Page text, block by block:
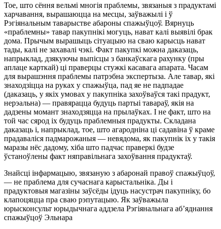
Тое, што сёння вельмі многія праблемы, звязаныя з прадуктамі
харчавання, вырашаюцца на месцы, заўважылі і ў
Рэгіянальным таварыстве абароны спажыўцоў. Вярнуць
«праблемны» тавар пакупнікі могуць, нават калі выявілі брак
дома. Прычым вырашыць сітуацыю на сваю карысць нават
тады, калі не захавалі чэкі. Факт пакупкі можна даказаць,
напрыклад, дзякуючы выпісцы з банкаўскага рахунку (пры
аплаце карткай) ці праверцы стужкі касавага апарата. Часам
для вырашэння праблемы патрэбна экспертыза. Але тавар, які
знаходзіцца на руках у спажыўца, пад яе не падпадае
(даказаць, у якіх умовах у пакупніка захоўваўся такі прадукт,
нерэальна) — правярацца будуць партыі тавараў, якія на
дадзены момант знаходзяцца на прылаўках. І не факт, што на
той час сярод іх будуць праблемныя прадукты. Складана
даказаць і, напрыклад, тое, што агародніна ці садавіна ў краме
прадаваліся падмарожаныя — невядома, як пакупнік іх у такія
маразы нёс дадому, хіба што падчас праверкі будзе
ўстаноўлены факт няправільнага захоўвання прадуктаў.
Знайсці інфармацыю, звязаную з абаронай правоў спажыўцоў,
— не праблема для сучаснага карыстальніка. Ды і
прадуктовыя магазіны заўсёды ідуць насустрач пакупніку, бо
клапоцяцца пра сваю рэпутацыю. Як заўважыла
юрысконсульт юрыдычнага аддзела Рэгіянальнага аб’яднання
спажыўцоў Эльнара